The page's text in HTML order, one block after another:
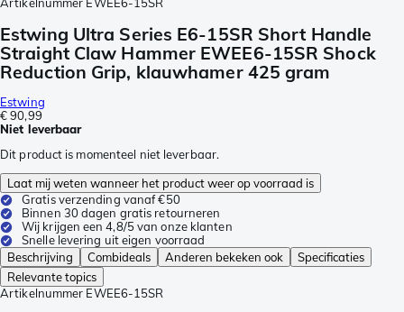
Estwing Ultra Series E6-15SR Short Handle
Straight Claw Hammer EWEE6-15SR Shock
Reduction Grip, klauwhamer 425 gram
Estwing
€ 90,99
Niet leverbaar
Dit product is momenteel niet leverbaar.
Laat mij weten wanneer het product weer op voorraad is
Gratis verzending vanaf €50
Binnen 30 dagen gratis retourneren
Wij krijgen een 4,8/5 van onze klanten
Snelle levering uit eigen voorraad
Beschrijving
Combideals Anderen bekeken ook
Specificaties
Relevante topics
Artikelnummer EWEE6-15SR